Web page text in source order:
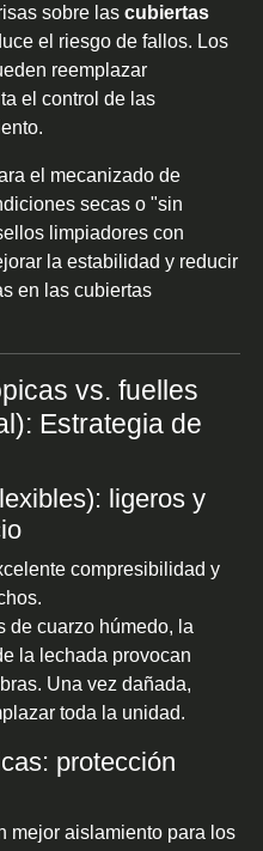
sobre lascubiertas
el riesgo de fallos. Los
reemplazar
el control de las
el mecanizado de
secas o "sin
limpiadores con
la estabilidad y reducir
en las cubiertas
vs. fuelles
Estrategia de
ligeros y
compresibilidad y
de cuarzo húmedo, la
la lechada provocan
Una vez dañada,
toda la unidad.
protección
mejor aislamiento para los